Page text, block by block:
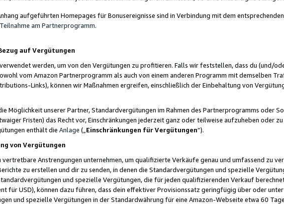
aufgeführten Homepages für Bonusereignisse sind in Verbindung mit dem
am Partnerprogramm.
auf Vergütungen
werden, um von den Vergütungen zu profitieren. Falls wir feststellen, dass du (und/
vom Amazon Partnerprogramm als auch von einem anderen Programm mit demselben
Links), können wir Maßnahmen ergreifen, einschließlich der Einbehaltung von
Möglichkeit unserer Partner, Standardvergütungen im Rahmen des Partnerprogramms oder
Fristen) das Recht vor, Einschränkungen jederzeit ganz oder teilweise aufzuheben oder
enthält die Anlage („ Einschränkungen für Vergütungen“).
von Vergütungen
Anstrengungen unternehmen, um qualifizierte Verkäufe genau und umfassend zu
zu erstellen und dir zu senden, in denen die Standardvergütungen und spezielle
und spezielle Vergütungen, die für jeden qualifizierenden Verkauf
für USD), können dazu führen, dass dein effektiver Provisionssatz geringfügig über oder
und spezielle Vergütungen in der Standardwährung für eine Amazon-Webseite etwa 60